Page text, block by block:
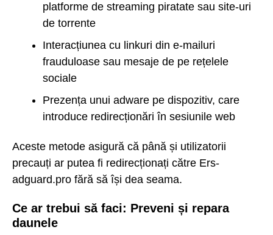
platforme de streaming piratate sau site-uri
de torrente
Interacțiunea cu linkuri din e-mailuri
frauduloase sau mesaje de pe rețelele
sociale
Prezența unui adware pe dispozitiv, care
introduce redirecționări în sesiunile web
Aceste metode asigură că până și utilizatorii
precauți ar putea fi redirecționați către Ers-
adguard.pro fără să își dea seama.
Ce ar trebui să faci: Preveni și repara
daunele